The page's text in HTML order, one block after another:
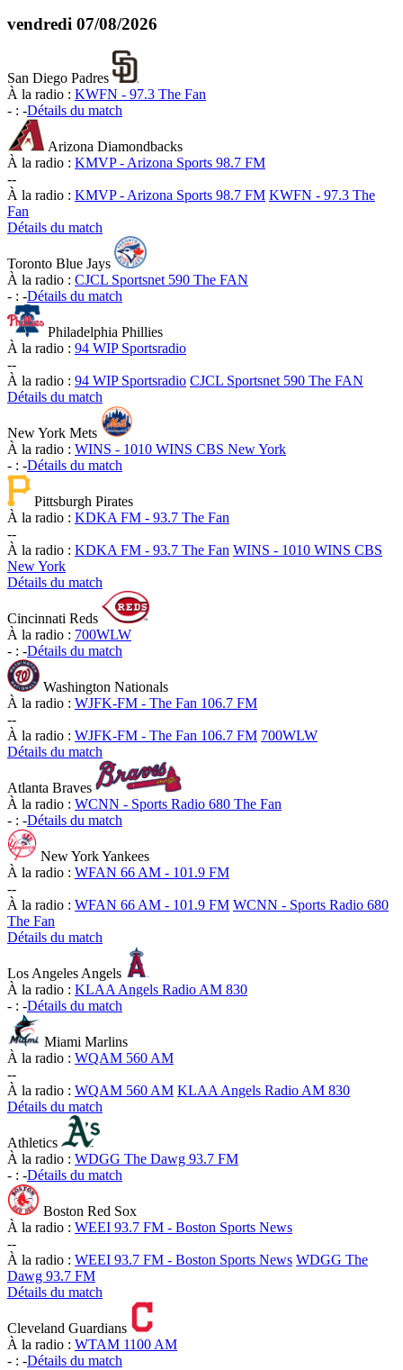
vendredi 07/08/2026
San Diego Padres
À la radio : KWFN - 97.3 The Fan
- : -Détails du match
Arizona Diamondbacks
À la radio : KMVP - Arizona Sports 98.7 FM
--
À la radio : KMVP - Arizona Sports 98.7 FM KWFN - 97.3 The
Fan
Détails du match
Toronto Blue Jays
À la radio : CJCL Sportsnet 590 The FAN
- : -Détails du match
Philadelphia Phillies
À la radio : 94 WIP Sportsradio
--
À la radio : 94 WIP Sportsradio CJCL Sportsnet 590 The FAN
Détails du match
New York Mets
À la radio : WINS - 1010 WINS CBS New York
- : -Détails du match
Pittsburgh Pirates
À la radio : KDKA FM - 93.7 The Fan
--
À la radio : KDKA FM - 93.7 The Fan WINS - 1010 WINS CBS
New York
Détails du match
Cincinnati Reds
À la radio : 700WLW
- : -Détails du match
Washington Nationals
À la radio : WJFK-FM - The Fan 106.7 FM
--
À la radio : WJFK-FM - The Fan 106.7 FM 700WLW
Détails du match
Atlanta Braves
À la radio : WCNN - Sports Radio 680 The Fan
- : -Détails du match
New York Yankees
À la radio : WFAN 66 AM - 101.9 FM
--
À la radio : WFAN 66 AM - 101.9 FM WCNN - Sports Radio 680
The Fan
Détails du match
Los Angeles Angels
À la radio : KLAA Angels Radio AM 830
- : -Détails du match
Miami Marlins
À la radio : WQAM 560 AM
--
À la radio : WQAM 560 AM KLAA Angels Radio AM 830
Détails du match
Athletics
À la radio : WDGG The Dawg 93.7 FM
- : -Détails du match
Boston Red Sox
À la radio : WEEI 93.7 FM - Boston Sports News
--
À la radio : WEEI 93.7 FM - Boston Sports News WDGG The
Dawg 93.7 FM
Détails du match
Cleveland Guardians
À la radio : WTAM 1100 AM
- : -Détails du match